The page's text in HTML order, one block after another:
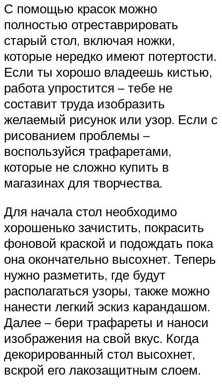
С помощью красок можно
полностью отреставрировать
старый стол, включая ножки,
которые нередко имеют потертости.
Если ты хорошо владеешь кистью,
работа упростится – тебе не
составит труда изобразить
желаемый рисунок или узор. Если с
рисованием проблемы –
воспользуйся трафаретами,
которые не сложно купить в
магазинах для творчества.
Для начала стол необходимо
хорошенько зачистить, покрасить
фоновой краской и подождать пока
она окончательно высохнет. Теперь
нужно разметить, где будут
располагаться узоры, также можно
нанести легкий эскиз карандашом.
Далее – бери трафареты и наноси
изображения на свой вкус. Когда
декорированный стол высохнет,
вскрой его лакозащитным слоем.